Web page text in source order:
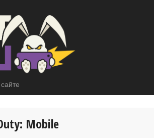
Mobile